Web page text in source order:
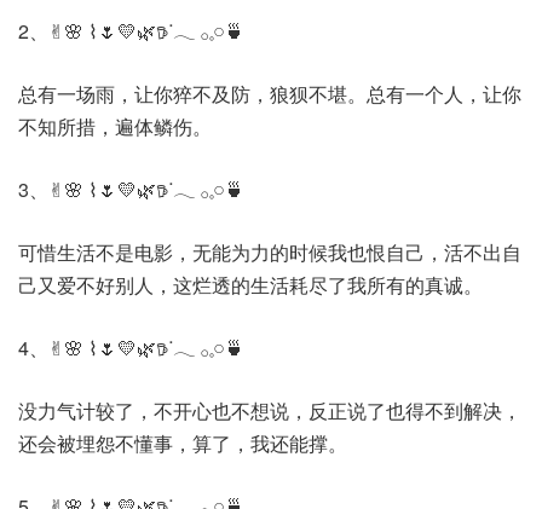
2、✌︎🌸 ⌇🌷💛🌿𖠚ᐝ𓂃 𓂂𓈒𓏸🍵
总有一场雨，让你猝不及防，狼狈不堪。总有一个人，让你
不知所措，遍体鳞伤。
3、✌︎🌸 ⌇🌷💛🌿𖠚ᐝ𓂃 𓂂𓈒𓏸🍵
可惜生活不是电影，无能为力的时候我也恨自己，活不出自
己又爱不好别人，这烂透的生活耗尽了我所有的真诚。
4、✌︎🌸 ⌇🌷💛🌿𖠚ᐝ𓂃 𓂂𓈒𓏸🍵
没力气计较了，不开心也不想说，反正说了也得不到解决，
还会被埋怨不懂事，算了，我还能撑。